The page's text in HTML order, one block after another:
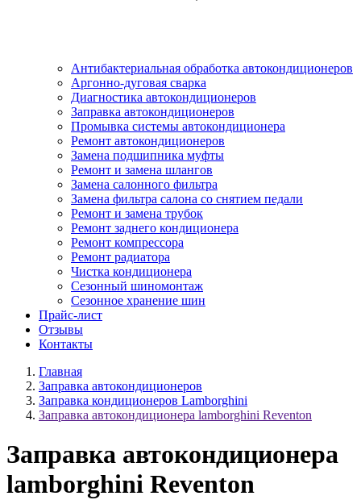
Антибактериальная обработка автокондиционеров
Аргонно-дуговая сварка
Диагностика автокондиционеров
Заправка автокондиционеров
Промывка системы автокондиционера
Ремонт автокондиционеров
Замена подшипника муфты
Ремонт и замена шлангов
Замена салонного фильтра
Замена фильтра салона со снятием педали
Ремонт и замена трубок
Ремонт заднего кондиционера
Ремонт компрессора
Ремонт радиатора
Чистка кондиционера
Сезонный шиномонтаж
Сезонное хранение шин
Прайс-лист
Отзывы
Контакты
Главная
Заправка автокондиционеров
Заправка кондиционеров Lamborghini
Заправка автокондиционера lamborghini Reventon
Заправка автокондиционера
lamborghini Reventon